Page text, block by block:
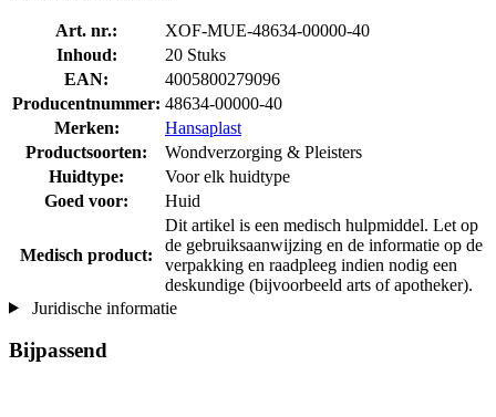
Art. nr.:
XOF-MUE-48634-00000-40
Inhoud:
20 Stuks
EAN:
4005800279096
Producentnummer: 48634-00000-40
Merken:
Hansaplast
Productsoorten:
Wondverzorging & Pleisters
Huidtype:
Voor elk huidtype
Goed voor:
Huid
Medisch product:
Dit artikel is een medisch hulpmiddel. Let op
de gebruiksaanwijzing en de informatie op de
verpakking en raadpleeg indien nodig een
deskundige (bijvoorbeeld arts of apotheker).
Juridische informatie
Bijpassend